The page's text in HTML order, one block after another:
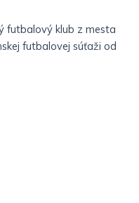
futbalový klub z mesta
futbalovej súťaži od